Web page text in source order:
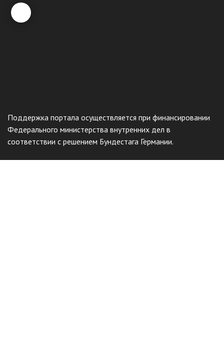
Поддержка портала осуществляется при финансировании
Федерального министерства внутренних дел в
соответствии с решением Бундестага Германии.